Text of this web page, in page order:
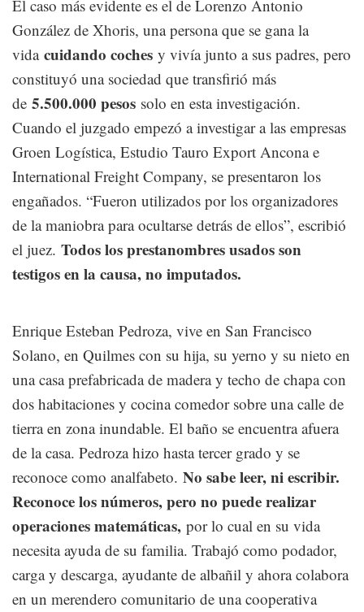
El caso más evidente es el de Lorenzo Antonio
González de Xhoris, una persona que se gana la
vida cuidando coches y vivía junto a sus padres, pero
constituyó una sociedad que transfirió más
de 5.500.000 pesos solo en esta investigación.
Cuando el juzgado empezó a investigar a las empresas
Groen Logística, Estudio Tauro Export Ancona e
International Freight Company, se presentaron los
engañados. “Fueron utilizados por los organizadores
de la maniobra para ocultarse detrás de ellos”, escribió
el juez. Todos los prestanombres usados son
testigos en la causa, no imputados.
Enrique Esteban Pedroza, vive en San Francisco
Solano, en Quilmes con su hija, su yerno y su nieto en
una casa prefabricada de madera y techo de chapa con
dos habitaciones y cocina comedor sobre una calle de
tierra en zona inundable. El baño se encuentra afuera
de la casa. Pedroza hizo hasta tercer grado y se
reconoce como analfabeto. No sabe leer, ni escribir.
Reconoce los números, pero no puede realizar
operaciones matemáticas, por lo cual en su vida
necesita ayuda de su familia. Trabajó como podador,
carga y descarga, ayudante de albañil y ahora colabora
en un merendero comunitario de una cooperativa